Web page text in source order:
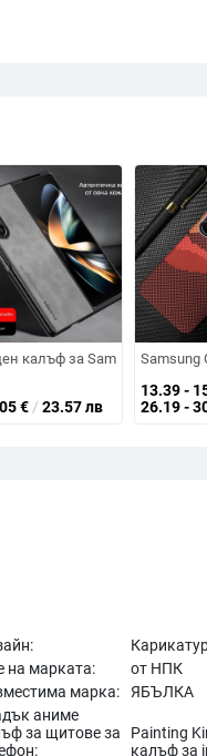
5S, Xs, 6 Plus, 7 Plus, 8
формиране,
филм, устойчив на
прозрачен силиконов
калъф за Samsung Galaxy
€ / 23.57 лв
Samsung
13.39 -
26.19 -
на марката:
от НПК
марка:
ЯБЪЛКА
аниме
за щитове за
Painting
калъф за